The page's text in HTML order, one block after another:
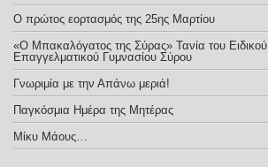
Ο πρώτος εορτασμός της 25ης Μαρτίου
«Ο Μπακαλόγατος της Σύρας» Τανία του Ειδικού
Επαγγελματικού Γυμνασίου Σύρου
Γνωριμία με την Απάνω μεριά!
Παγκόσμια Ημέρα της Μητέρας
Μίκυ Μάους…